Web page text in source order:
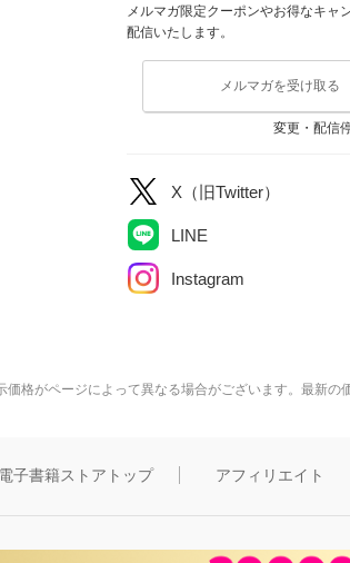
メルマガ限定クーポンやお得なキャ
配信いたします。
メルマガを受け取る
変更・配信
X（旧Twitter）
LINE
Instagram
格がページによって異なる場合がございます。最新の
子書籍ストアトップ アフィリエイト